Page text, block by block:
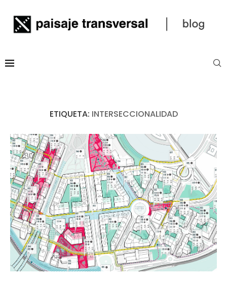
ETIQUETA: INTERSECCIONALIDAD